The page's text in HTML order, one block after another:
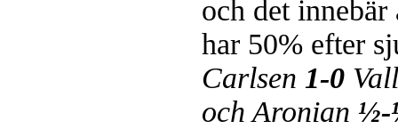
och det
har 50% efter
Carlsen 1-0
och Aronian